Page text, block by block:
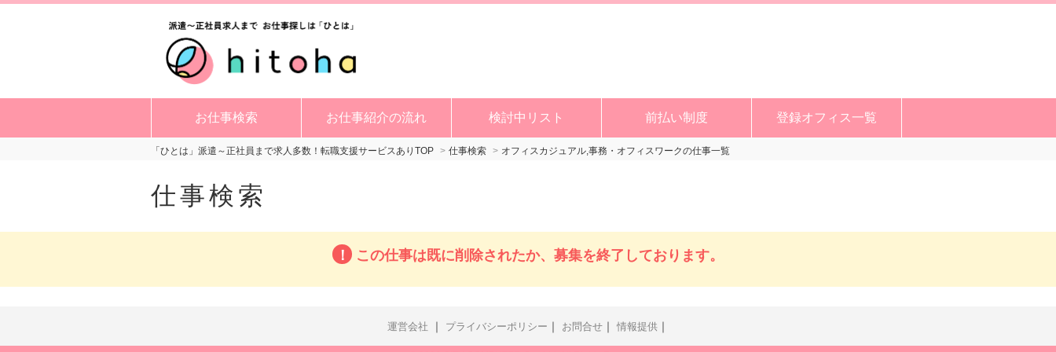
お仕事検索 お仕事紹介の流れ 検討中リスト 前払い制度 登録オフィス一覧
「ひとは」派遣～正社員まで求人多数！転職支援サービスありTOP 仕事検索 オフィスカジュアル,事務・オフィスワークの仕事一覧
仕事検索
この仕事は既に削除されたか、募集を終了しております。
運営会社 ｜ プライバシーポリシー ｜ お問合せ ｜ 情報提供 ｜